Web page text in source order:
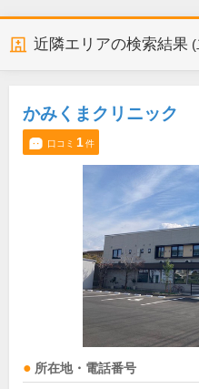
近隣エリアの検索結果
かみくまクリニック
口コミ 1件
所在地・電話番号